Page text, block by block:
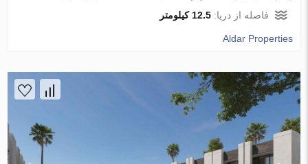
فاصله از دریا:12.5 کیلومتر
Aldar Properties